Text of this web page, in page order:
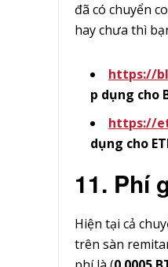
đã có chuyển
hay chưa thì
https://
p dụng cho
https://
dụng cho
11. Phí
Hiện tại cả
trên sàn